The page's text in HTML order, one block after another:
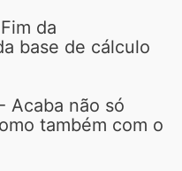
da
base de cálculo
Acaba não só
também com o